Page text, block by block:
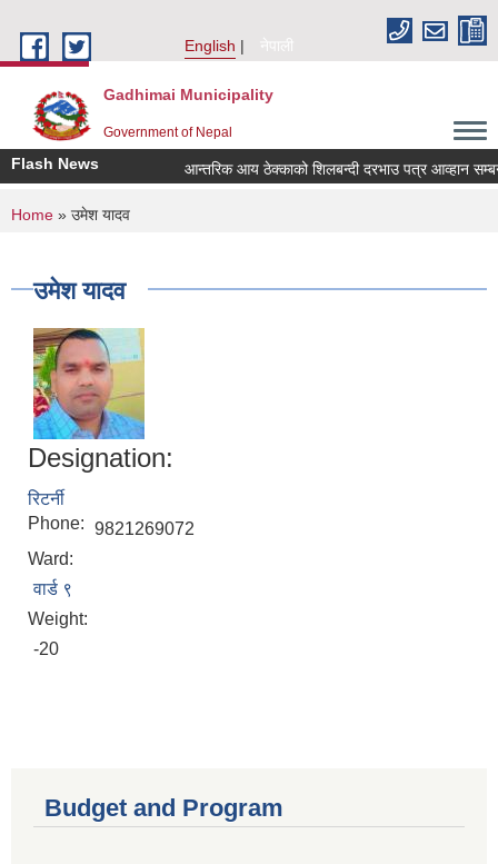
English
नेपाली
Gadhimai Municipality
Government of Nepal
Flash News आन्तरिक आय ठेक्काको शिलबन्दी दरभाउ पत्र आव्हान
You are here
Home » उमेश यादव
उमेश यादव
Designation:
रिटर्नी
Phone: 9821269072
Ward:
वार्ड ९
Weight:
-20
Budget and Program